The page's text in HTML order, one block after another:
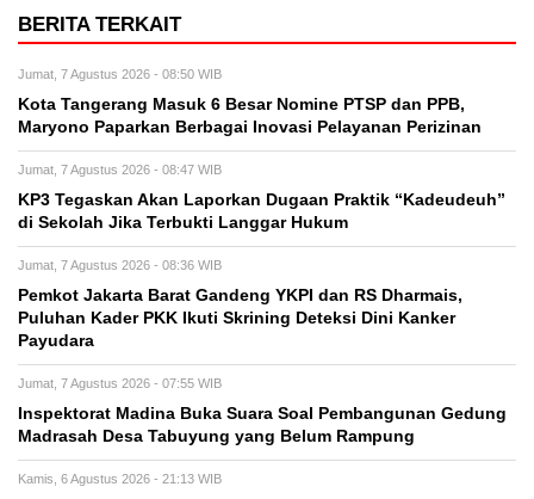
BERITA TERKAIT
Jumat, 7 Agustus 2026 - 08:50 WIB
Kota Tangerang Masuk 6 Besar Nomine PTSP dan PPB,
Maryono Paparkan Berbagai Inovasi Pelayanan Perizinan
Jumat, 7 Agustus 2026 - 08:47 WIB
KP3 Tegaskan Akan Laporkan Dugaan Praktik “Kadeudeuh”
di Sekolah Jika Terbukti Langgar Hukum
Jumat, 7 Agustus 2026 - 08:36 WIB
Pemkot Jakarta Barat Gandeng YKPI dan RS Dharmais,
Puluhan Kader PKK Ikuti Skrining Deteksi Dini Kanker
Payudara
Jumat, 7 Agustus 2026 - 07:55 WIB
Inspektorat Madina Buka Suara Soal Pembangunan Gedung
Madrasah Desa Tabuyung yang Belum Rampung
Kamis, 6 Agustus 2026 - 21:13 WIB